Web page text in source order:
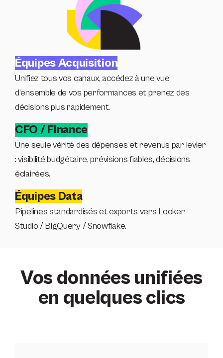
Équipes Acquisition
Unifiez tous vos canaux, accédez à une vue
d’ensemble de vos performances et prenez des
décisions plus rapidement.
CFO / Finance
Une seule vérité des dépenses et revenus par levier
: visibilité budgétaire, prévisions fiables, décisions
éclairées.
Équipes Data
Pipelines standardisés et exports vers Looker
Studio / BigQuery / Snowflake.
Vos données unifiées
en quelques clics